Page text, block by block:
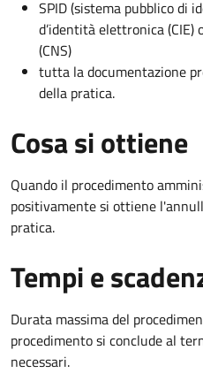
SPID (sistema pubblico di
d’identità elettronica (CIE)
(CNS)
tutta la documentazione
della pratica.
Cosa si ottiene
Quando il procedimento
positivamente si ottiene
pratica.
Tempi e
Durata massima del
procedimento si conclude al
necessari.